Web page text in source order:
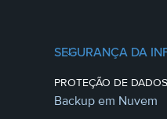
SEGURANÇA DA
PROTEÇÃO DE DADOS
Backup em Nuvem